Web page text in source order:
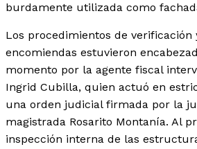
burdamente utilizada como
Los procedimientos de verificación
encomiendas estuvieron
momento por la agente fiscal
Ingrid Cubilla, quien actuó en
una orden judicial firmada por la
magistrada Rosarito Montanía. Al
inspección interna de las